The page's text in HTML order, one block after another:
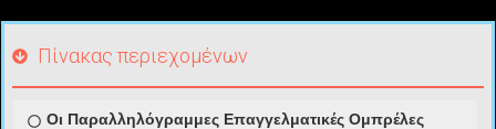
Πίνακας περιεχομένων
Οι Παραλληλόγραμμες Επαγγελματικές Ομπρέλες